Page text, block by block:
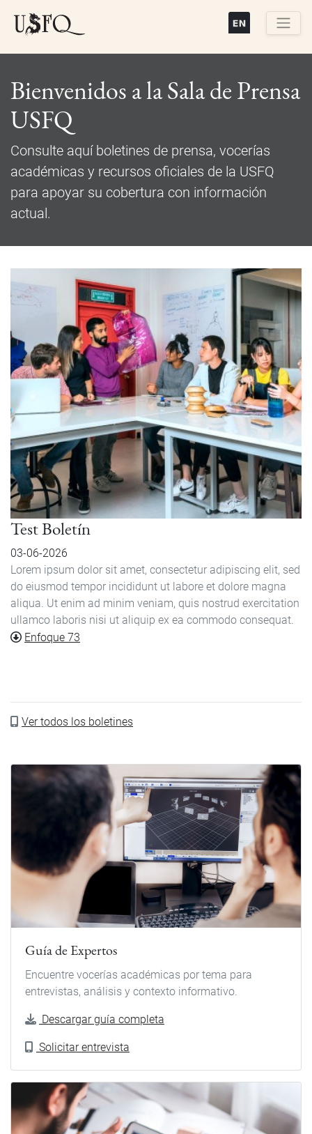
Bienvenidos a la Sala de Prensa
USFQ
Consulte aquí boletines de prensa, vocerías
académicas y recursos oficiales de la USFQ
para apoyar su cobertura con información
actual.
Test Boletín
03-06-2026
Lorem ipsum dolor sit amet, consectetur adipiscing elit, sed
do eiusmod tempor incididunt ut labore et dolore magna
aliqua. Ut enim ad minim veniam, quis nostrud exercitation
ullamco laboris nisi ut aliquip ex ea commodo consequat.
Documento
Enfoque 73
Ver todos los boletines
Guía de Expertos
Encuentre vocerías académicas por tema para
entrevistas, análisis y contexto informativo.
Descargar guía completa
Solicitar entrevista